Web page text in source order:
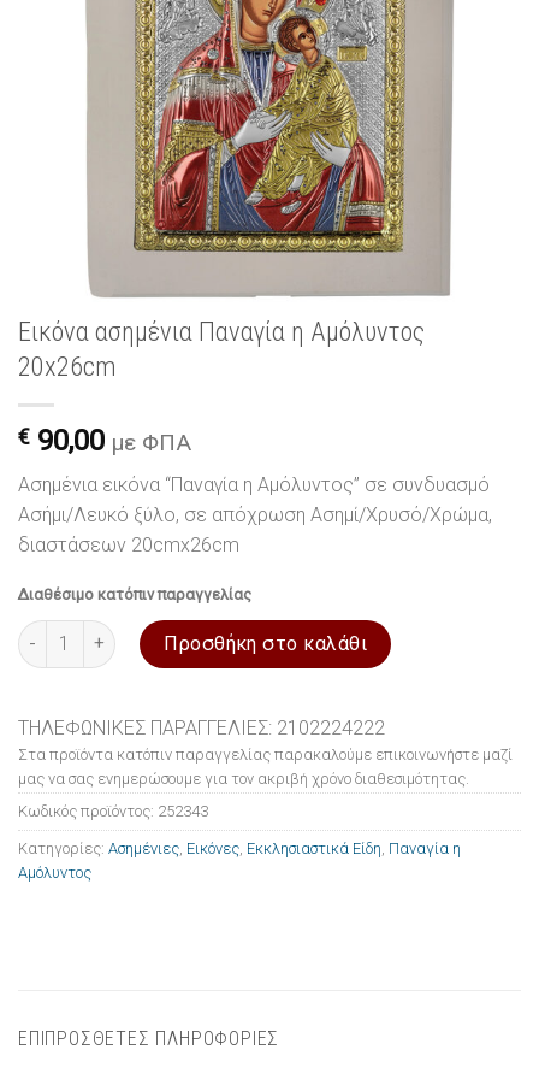
Εικόνα ασημένια Παναγία η Αμόλυντος
20x26cm
€ 90,00 με ΦΠΑ
Ασημένια εικόνα “Παναγία η Αμόλυντος” σε συνδυασμό
Ασήμι/Λευκό ξύλο, σε απόχρωση Ασημί/Χρυσό/Χρώμα,
διαστάσεων 20cmx26cm
Διαθέσιμο κατόπιν παραγγελίας
Εικόνα ασημένια Παναγία η Αμόλυντος 20x26cm ποσότητα
Προσθήκη στο καλάθι
ΤΗΛΕΦΩΝΙΚΕΣ ΠΑΡΑΓΓΕΛΙΕΣ: 2102224222
Στα προϊόντα κατόπιν παραγγελίας παρακαλούμε επικοινωνήστε μαζί
μας να σας ενημερώσουμε για τον ακριβή χρόνο διαθεσιμότητας.
Κωδικός προϊόντος: 252343
Κατηγορίες: Ασημένιες Εικόνες Εκκλησιαστικά Είδη Παναγία η
Αμόλυντος
ΕΠΙΠΡΟΣΘΕΤΕΣ ΠΛΗΡΟΦΟΡΙΕΣ